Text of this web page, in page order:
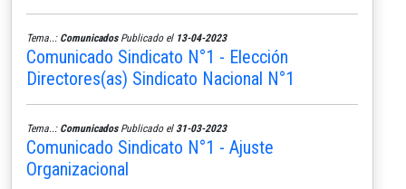
Tema..: ComunicadosPublicado el 13-04-2023
Comunicado Sindicato N°1 - Elección
Directores(as) Sindicato Nacional N°1
Tema..: ComunicadosPublicado el 31-03-2023
Comunicado Sindicato N°1 - Ajuste
Organizacional